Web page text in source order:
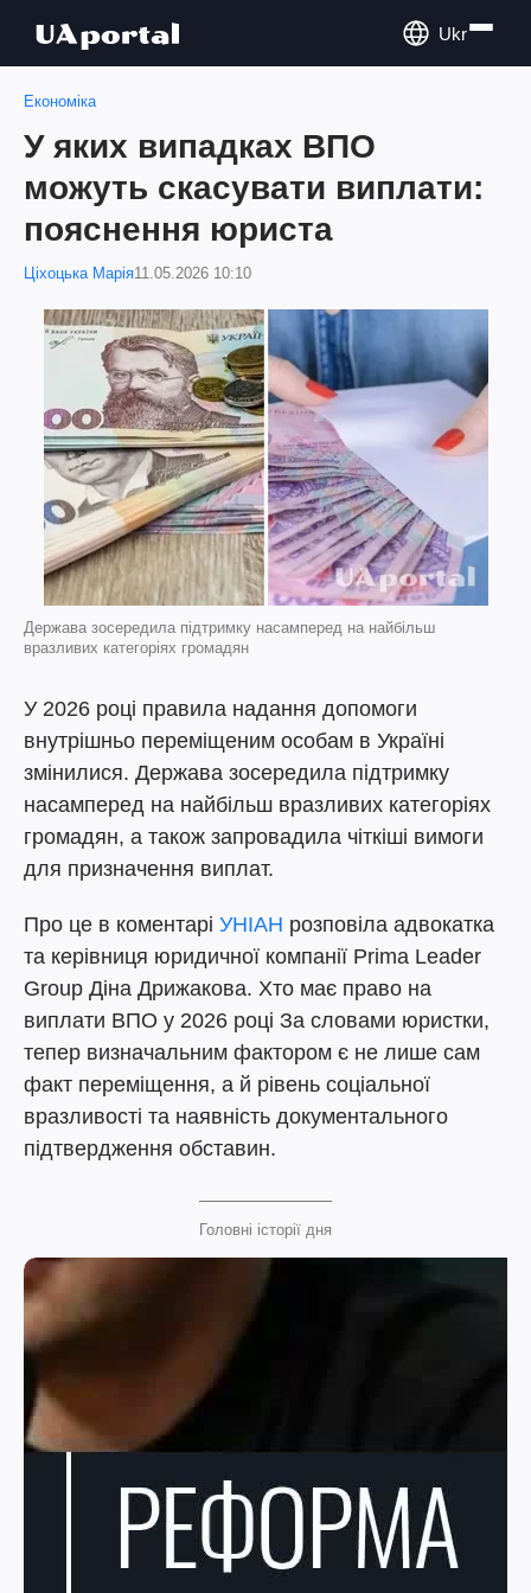
Ukr
Економіка
У яких випадках ВПО
можуть скасувати виплати:
пояснення юриста
Ціхоцька Марія11.05.2026 10:10
Держава зосередила підтримку насамперед на найбільш
вразливих категоріях громадян
У 2026 році правила надання допомоги
внутрішньо переміщеним особам в Україні
змінилися. Держава зосередила підтримку
насамперед на найбільш вразливих категоріях
громадян, а також запровадила чіткіші вимоги
для призначення виплат.
Про це в коментарі УНІАН розповіла адвокатка
та керівниця юридичної компанії Prima Leader
Group Діна Дрижакова. Хто має право на
виплати ВПО у 2026 році За словами юристки,
тепер визначальним фактором є не лише сам
факт переміщення, а й рівень соціальної
вразливості та наявність документального
підтвердження обставин.
Головні історії дня